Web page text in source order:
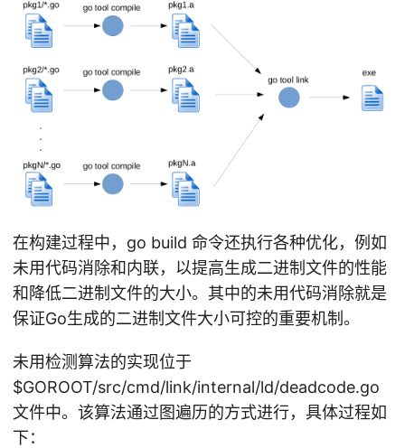
在构建过程中，go build 命令还执行各种优化，例如
未用代码消除和内联，以提高生成二进制文件的性能
和降低二进制文件的大小。其中的未用代码消除就是
保证Go生成的二进制文件大小可控的重要机制。
未用检测算法的实现位于
$GOROOT/src/cmd/link/internal/ld/deadcode.go
文件中。该算法通过图遍历的方式进行，具体过程如
下：